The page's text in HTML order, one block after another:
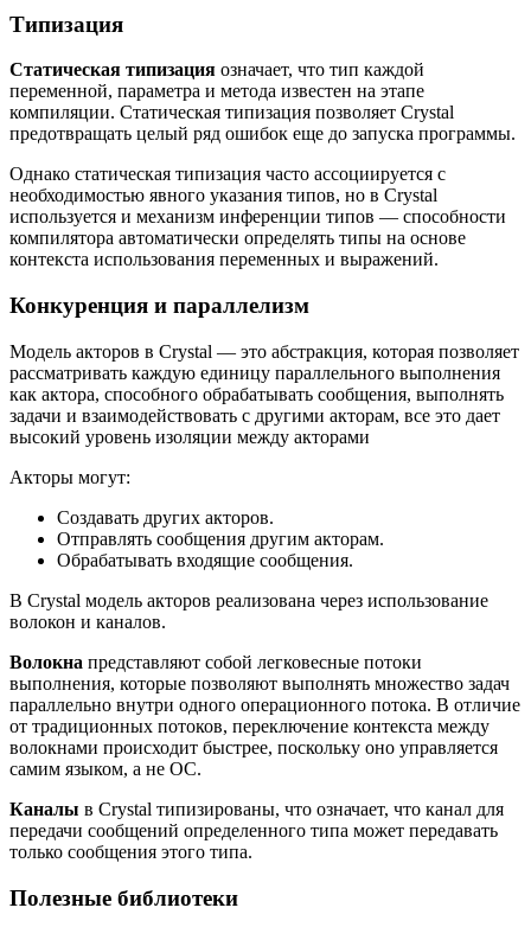
Типизация
Статическая типизация означает, что тип каждой
переменной, параметра и метода известен на этапе
компиляции. Статическая типизация позволяет Crystal
предотвращать целый ряд ошибок еще до запуска программы.
Однако статическая типизация часто ассоциируется с
необходимостью явного указания типов, но в Crystal
используется и механизм инференции типов — способности
компилятора автоматически определять типы на основе
контекста использования переменных и выражений.
Конкуренция и параллелизм
Модель акторов в Crystal — это абстракция, которая позволяет
рассматривать каждую единицу параллельного выполнения
как актора, способного обрабатывать сообщения, выполнять
задачи и взаимодействовать с другими акторам, все это дает
высокий уровень изоляции между акторами
Акторы могут:
Создавать других акторов.
Отправлять сообщения другим акторам.
Обрабатывать входящие сообщения.
В Crystal модель акторов реализована через использование
волокон и каналов.
Волокна представляют собой легковесные потоки
выполнения, которые позволяют выполнять множество задач
параллельно внутри одного операционного потока. В отличие
от традиционных потоков, переключение контекста между
волокнами происходит быстрее, поскольку оно управляется
самим языком, а не ОС.
Каналы в Crystal типизированы, что означает, что канал для
передачи сообщений определенного типа может передавать
только сообщения этого типа.
Полезные библиотеки